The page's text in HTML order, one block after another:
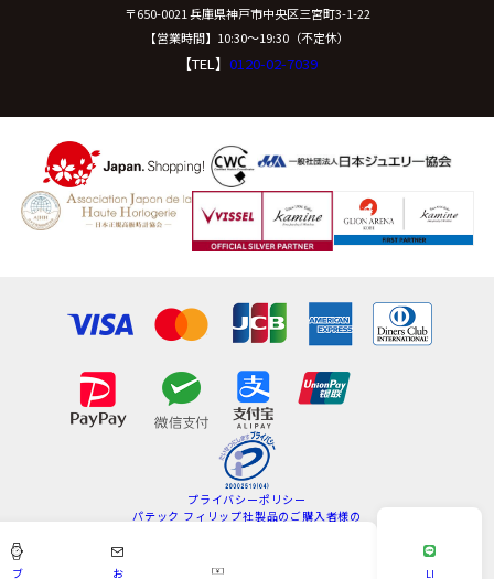
〒650-0021 兵庫県神戸市中央区三宮町3-1-22
【営業時間】10:30〜19:30（不定休）
【TEL】 0120-02-7039
プライバシーポリシー
パテック フィリップ社製品のご購入者様の
サイトマップ
ブ お LI